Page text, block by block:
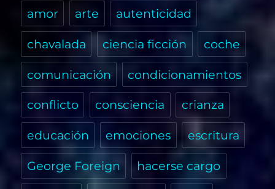
amor arte autenticidad
chavalada ciencia ficción coche
comunicación condicionamientos
conflicto consciencia crianza
educación emociones escritura
George Foreign hacerse cargo